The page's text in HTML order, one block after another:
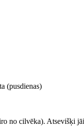
(pusdienas)
no cilvēka). Atsevišķi